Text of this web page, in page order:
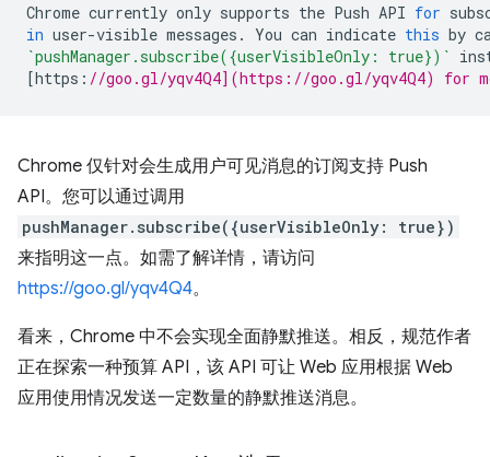
Chrome currently only supports the Push API for
in user-visible messages . You can indicate this by
`pushManager.subscribe({userVisibleOnly: true})`
[https : //goo.gl/yqv4Q4](https://goo.gl/yqv4Q4) for
Chrome 仅针对会生成用户可见消息的订阅支持 Push
API。您可以通过调用
pushManager.subscribe({userVisibleOnly: true})
来指明这一点。如需了解详情，请访问
https://goo.gl/yqv4Q4。
看来，Chrome 中不会实现全面静默推送。相反，规范作者
正在探索一种预算 API，该 API 可让 Web 应用根据 Web
应用使用情况发送一定数量的静默推送消息。